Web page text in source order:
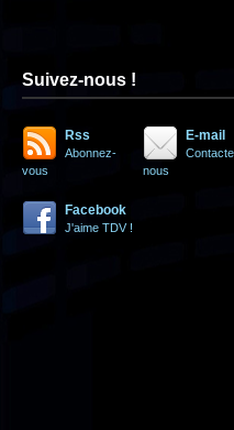
Suivez-nous !
Rss
Abonnez-
vous
E-mail
nous
Facebook
J'aime TDV !